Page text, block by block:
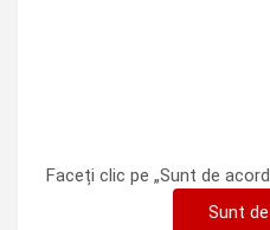
Faceți clic pe „Sunt de
Sunt